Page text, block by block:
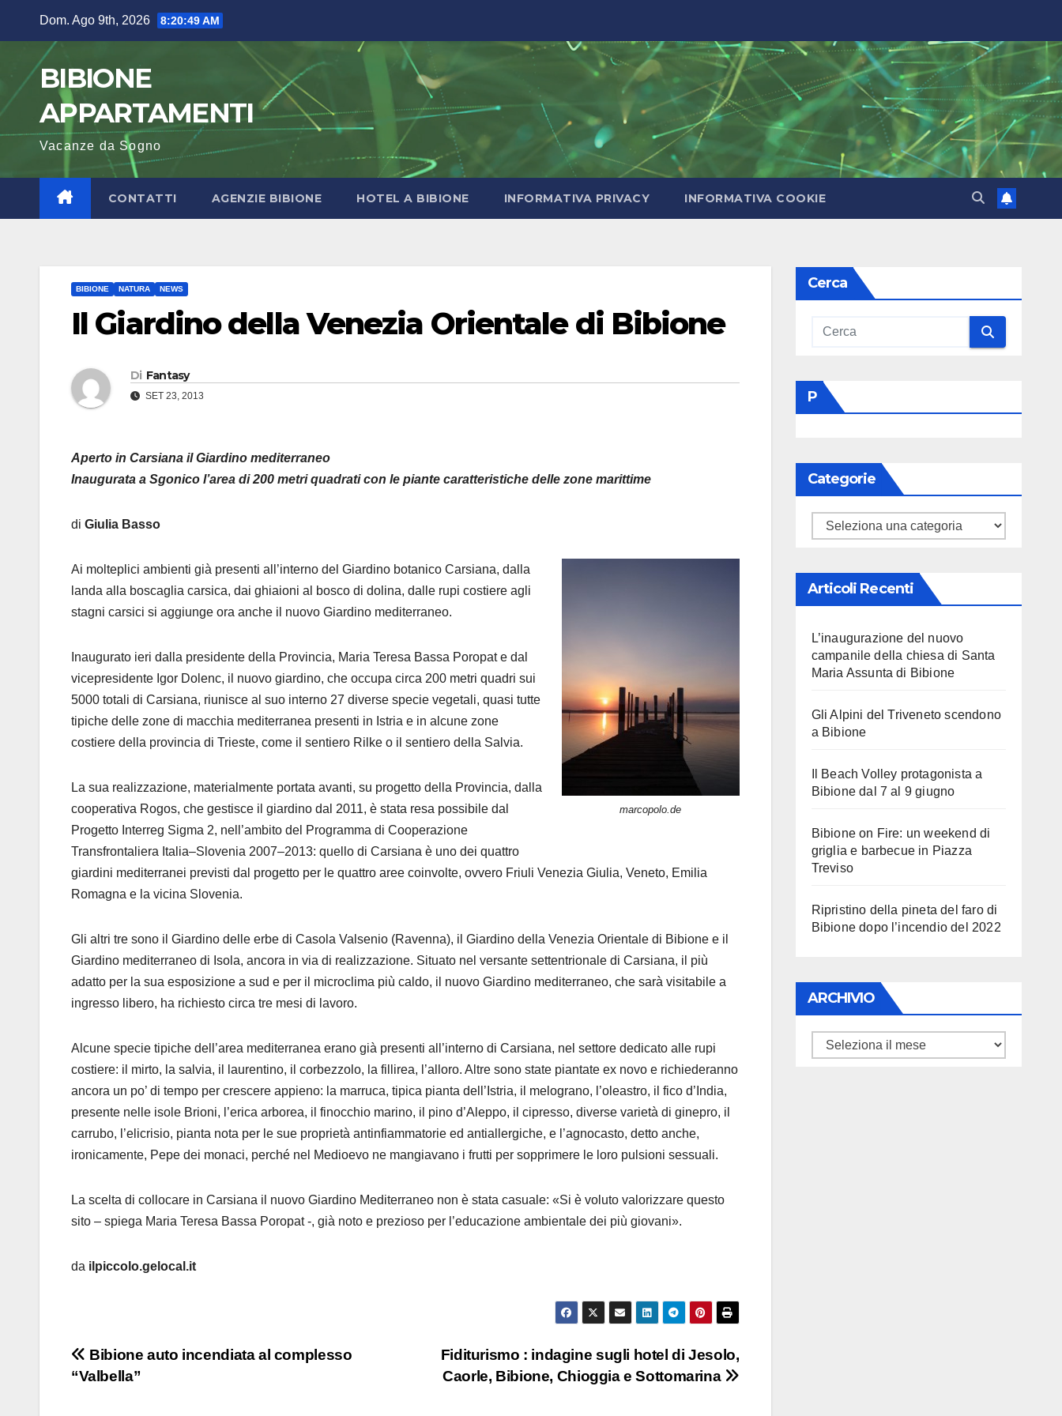
contenuto
Dom. Ago 9th, 2026 8:20:50 AM
BIBIONE
APPARTAMENTI
Vacanze da Sogno
CONTATTI AGENZIE BIBIONE HOTEL A BIBIONE INFORMATIVA PRIVACY INFORMATIVA COOKIE
BIBIONE NATURA NEWS
Il Giardino della Venezia Orientale di Bibione
Di Fantasy
SET 23, 2013
Aperto in Carsiana il Giardino mediterraneo
Inaugurata a Sgonico l’area di 200 metri quadrati con le piante caratteristiche delle zone marittime
di Giulia Basso
marcopolo.de
Ai molteplici ambienti già presenti all’interno del Giardino botanico Carsiana, dalla
landa alla boscaglia carsica, dai ghiaioni al bosco di dolina, dalle rupi costiere agli
stagni carsici si aggiunge ora anche il nuovo Giardino mediterraneo.
Inaugurato ieri dalla presidente della Provincia, Maria Teresa Bassa Poropat e dal
vicepresidente Igor Dolenc, il nuovo giardino, che occupa circa 200 metri quadri sui
5000 totali di Carsiana, riunisce al suo interno 27 diverse specie vegetali, quasi tutte
tipiche delle zone di macchia mediterranea presenti in Istria e in alcune zone
costiere della provincia di Trieste, come il sentiero Rilke o il sentiero della Salvia.
La sua realizzazione, materialmente portata avanti, su progetto della Provincia, dalla
cooperativa Rogos, che gestisce il giardino dal 2011, è stata resa possibile dal
Progetto Interreg Sigma 2, nell’ambito del Programma di Cooperazione
Transfrontaliera Italia–Slovenia 2007–2013: quello di Carsiana è uno dei quattro
giardini mediterranei previsti dal progetto per le quattro aree coinvolte, ovvero Friuli Venezia Giulia, Veneto, Emilia
Romagna e la vicina Slovenia.
Gli altri tre sono il Giardino delle erbe di Casola Valsenio (Ravenna), il Giardino della Venezia Orientale di Bibione e il
Giardino mediterraneo di Isola, ancora in via di realizzazione. Situato nel versante settentrionale di Carsiana, il più
adatto per la sua esposizione a sud e per il microclima più caldo, il nuovo Giardino mediterraneo, che sarà visitabile a
ingresso libero, ha richiesto circa tre mesi di lavoro.
Alcune specie tipiche dell’area mediterranea erano già presenti all’interno di Carsiana, nel settore dedicato alle rupi
costiere: il mirto, la salvia, il laurentino, il corbezzolo, la fillirea, l’alloro. Altre sono state piantate ex novo e richiederanno
ancora un po’ di tempo per crescere appieno: la marruca, tipica pianta dell’Istria, il melograno, l’oleastro, il fico d’India,
presente nelle isole Brioni, l’erica arborea, il finocchio marino, il pino d’Aleppo, il cipresso, diverse varietà di ginepro, il
carrubo, l’elicrisio, pianta nota per le sue proprietà antinfiammatorie ed antiallergiche, e l’agnocasto, detto anche,
ironicamente, Pepe dei monaci, perché nel Medioevo ne mangiavano i frutti per sopprimere le loro pulsioni sessuali.
La scelta di collocare in Carsiana il nuovo Giardino Mediterraneo non è stata casuale: «Si è voluto valorizzare questo
sito – spiega Maria Teresa Bassa Poropat -, già noto e prezioso per l’educazione ambientale dei più giovani».
da ilpiccolo.gelocal.it
Navigazione
Fiditurismo : indagine sugli hotel di Jesolo,
Caorle, Bibione, Chioggia e Sottomarina
Bibione auto incendiata al complesso
“Valbella”
Cerca
P
Categorie
Categorie
Articoli Recenti
L’inaugurazione del nuovo
campanile della chiesa di Santa
Maria Assunta di Bibione
Gli Alpini del Triveneto scendono
a Bibione
Il Beach Volley protagonista a
Bibione dal 7 al 9 giugno
Bibione on Fire: un weekend di
griglia e barbecue in Piazza
Treviso
Ripristino della pineta del faro di
Bibione dopo l’incendio del 2022
ARCHIVIO
ARCHIVIO